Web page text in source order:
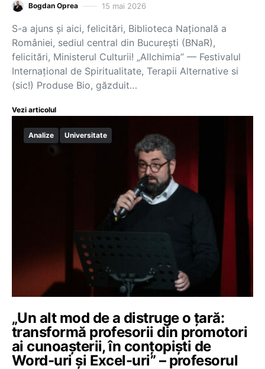
Bogdan Oprea 15 mai 2026
S-a ajuns și aici, felicitări, Biblioteca Națională a
României, sediul central din București (BNaR),
felicitări, Ministerul Culturii! „Allchimia” — Festivalul
Internațional de Spiritualitate, Terapii Alternative si
(sic!) Produse Bio, găzduit…
Vezi articolul
Analize Universitate
„Un alt mod de a distruge o țară:
transformă profesorii din promotori
ai cunoașterii, în conțopiști de
Word-uri și Excel-uri” – profesorul